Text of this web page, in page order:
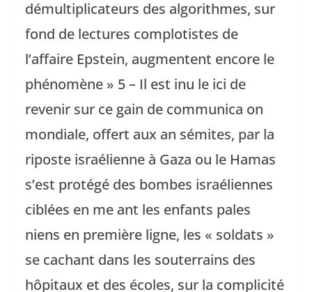
démultiplicateurs des algorithmes, sur
fond de lectures complotistes de
l’affaire Epstein, augmentent encore le
phénomène » 5 – Il est inu le ici de
revenir sur ce gain de communica on
mondiale, offert aux an sémites, par la
riposte israélienne à Gaza ou le Hamas
s’est protégé des bombes israéliennes
ciblées en me ant les enfants pales
niens en première ligne, les « soldats »
se cachant dans les souterrains des
hôpitaux et des écoles, sur la complicité